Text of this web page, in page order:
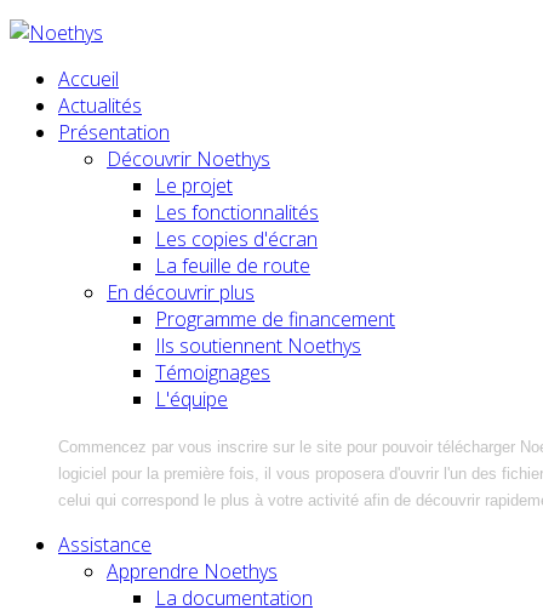
Accueil
Actualités
Présentation
Découvrir Noethys
Le projet
Les fonctionnalités
Les copies d'écran
La feuille de route
En découvrir plus
Programme de financement
Ils soutiennent Noethys
Témoignages
L'équipe
Commencez par vous inscrire sur le site pour pouvoir télécharger
logiciel pour la première fois, il vous proposera d'ouvrir l'un des
celui qui correspond le plus à votre activité afin de découvrir
Assistance
Apprendre Noethys
La documentation